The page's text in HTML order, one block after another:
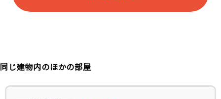
同じ建物内のほかの部屋